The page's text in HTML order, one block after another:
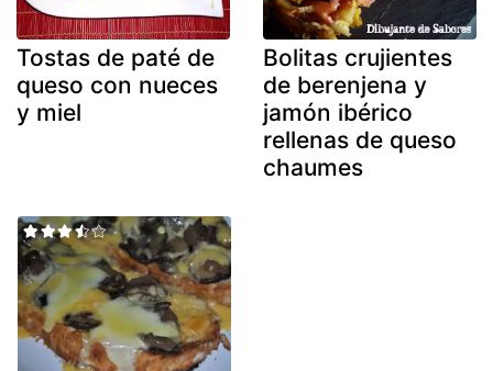
Tostas de paté de
queso con nueces
y miel
Bolitas crujientes
de berenjena y
jamón ibérico
rellenas de queso
chaumes